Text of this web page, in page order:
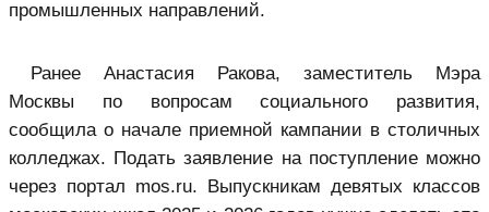
промышленных направлений.
Ранее Анастасия Ракова, заместитель Мэра
Москвы по вопросам социального развития,
сообщила о начале приемной кампании в столичных
колледжах. Подать заявление на поступление можно
через портал mos.ru. Выпускникам девятых классов